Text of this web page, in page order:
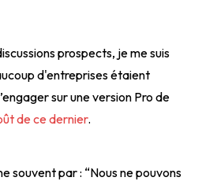
prospects, je me suis
d'entreprises étaient
sur une version Pro de
de ce dernier.
souvent par : “Nous ne pouvons